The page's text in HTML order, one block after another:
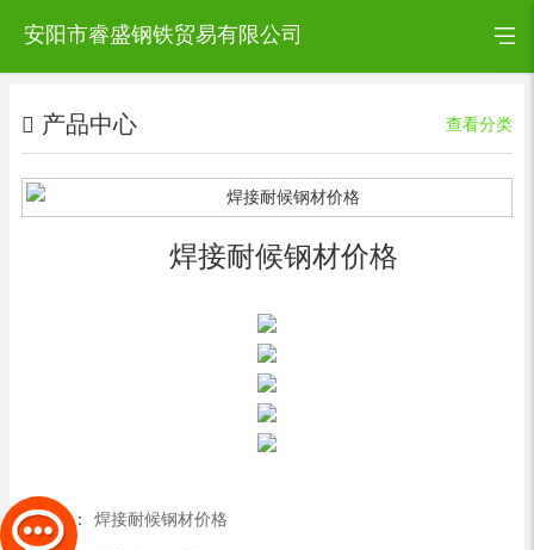
安阳市睿盛钢铁贸易有限公司
产品中心 查看分类
焊接耐候钢材价格
上一篇： 焊接耐候钢材价格